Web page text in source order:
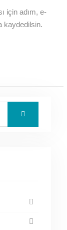
için adım, e-
kaydedilsin.